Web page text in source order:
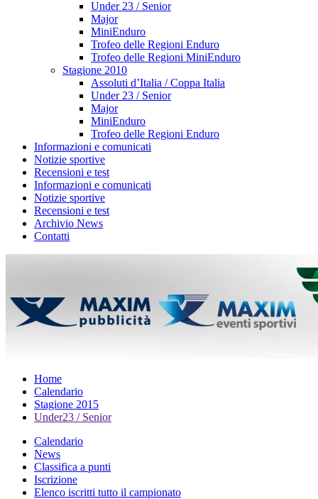
Under 23 / Senior
Major
MiniEnduro
Trofeo delle Regioni Enduro
Trofeo delle Regioni MiniEnduro
Stagione 2010
Assoluti d’Italia / Coppa Italia
Under 23 / Senior
Major
MiniEnduro
Trofeo delle Regioni Enduro
Informazioni e comunicati
Notizie sportive
Recensioni e test
Informazioni e comunicati
Notizie sportive
Recensioni e test
Archivio News
Contatti
Home
Calendario
Stagione 2015
Under23 / Senior
Calendario
News
Classifica a punti
Iscrizione
Elenco iscritti tutto il campionato